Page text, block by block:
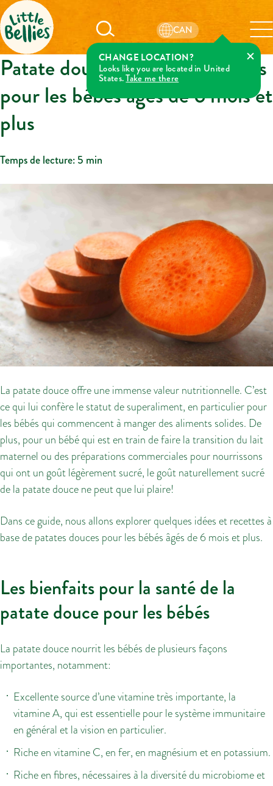
CAN
CHANGE LOCATION?
Looks like you are located in United
States.Take me there
Patate douce : Idées et recettes
pour les bébés âgés de 6 mois et
plus
Temps de lecture:5 min
La patate douce offre une immense valeur nutritionnelle. C’est
ce qui lui confère le statut de superaliment, en particulier pour
les bébés qui commencent à manger des aliments solides. De
plus, pour un bébé qui est en train de faire la transition du lait
maternel ou des préparations commerciales pour nourrissons
qui ont un goût légèrement sucré, le goût naturellement sucré
de la patate douce ne peut que lui plaire!
Dans ce guide, nous allons explorer quelques idées et recettes à
base de patates douces pour les bébés âgés de 6 mois et plus.
Les bienfaits pour la santé de la
patate douce pour les bébés
La patate douce nourrit les bébés de plusieurs façons
importantes, notamment:
Excellente source d’une vitamine très importante, la
vitamine A, qui est essentielle pour le système immunitaire
en général et la vision en particulier.
Riche en vitamine C, en fer, en magnésium et en potassium.
Riche en fibres, nécessaires à la diversité du microbiome et